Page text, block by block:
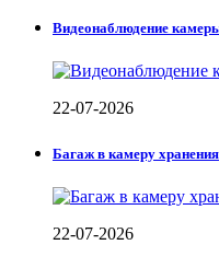
Видеонаблюдение
22-07-2026
Багаж в камеру хранения
22-07-2026